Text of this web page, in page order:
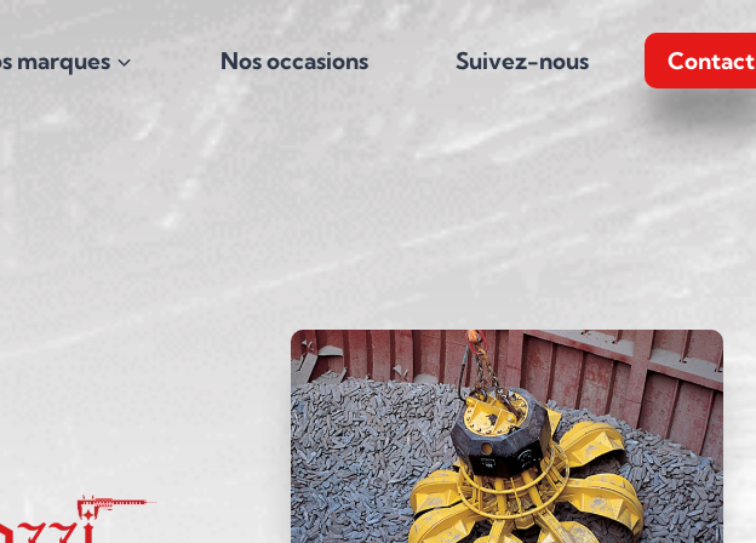
marques Nos occasions Suivez-nous Contact